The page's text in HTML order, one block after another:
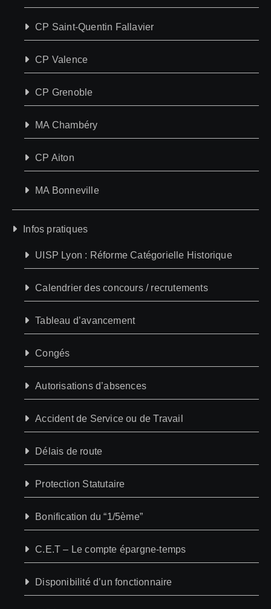
CP Saint-Quentin Fallavier
CP Valence
CP Grenoble
MA Chambéry
CP Aiton
MA Bonneville
Infos pratiques
UISP Lyon : Réforme Catégorielle Historique
Calendrier des concours / recrutements
Tableau d’avancement
Congés
Autorisations d’absences
Accident de Service ou de Travail
Délais de route
Protection Statutaire
Bonification du “1/5ème”
C.E.T – Le compte épargne-temps
Disponibilité d’un fonctionnaire